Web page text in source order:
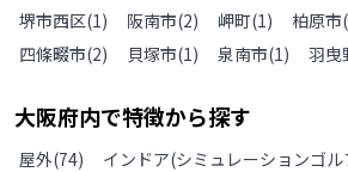
堺市西区(1) 阪南市(2) 岬町(1) 柏原市(
四條畷市(2) 貝塚市(1) 泉南市(1) 羽曳
大阪府内で特徴から探す
屋外(74) インドア(シミュレーションゴル